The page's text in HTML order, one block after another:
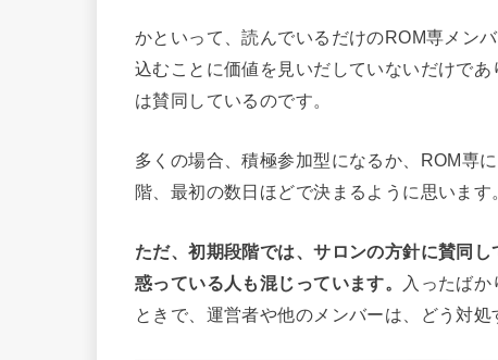
かといって、読んでいるだけのROM専メン
込むことに価値を見いだしていないだけで
は賛同しているのです。
多くの場合、積極参加型になるか、ROM専
階、最初の数日ほどで決まるように思います
ただ、初期段階では、サロンの方針に賛同
惑っている人も混じっています。
入ったば
ときで、運営者や他のメンバーは、どう対処